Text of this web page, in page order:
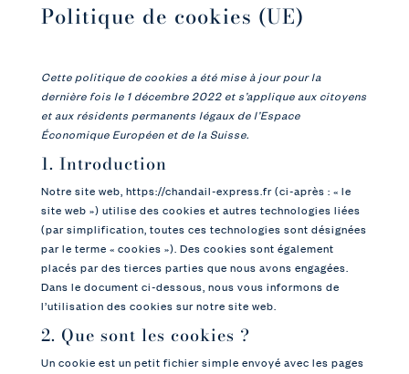
Politique de cookies (UE)
Cette politique de cookies a été mise à jour pour la
dernière fois le 1 décembre 2022 et s’applique aux citoyens
et aux résidents permanents légaux de l’Espace
Économique Européen et de la Suisse.
1. Introduction
Notre site web, https://chandail-express.fr(ci-après : « le
site web ») utilise des cookies et autres technologies liées
(par simplification, toutes ces technologies sont désignées
par le terme « cookies »). Des cookies sont également
placés par des tierces parties que nous avons engagées.
Dans le document ci-dessous, nous vous informons de
l’utilisation des cookies sur notre site web.
2. Que sont les cookies ?
Un cookie est un petit fichier simple envoyé avec les pages